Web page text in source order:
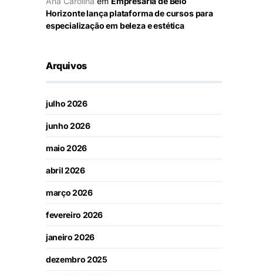
Horizonte lança plataforma de cursos para
especialização em beleza e estética
Arquivos
julho 2026
junho 2026
maio 2026
abril 2026
março 2026
fevereiro 2026
janeiro 2026
dezembro 2025